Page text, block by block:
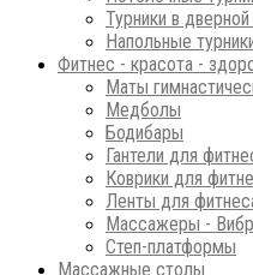
Турники в
Напольные
Фитнес - красота -
Маты
Медболы
Бодибары
Гантели для
Коврики для
Ленты для
Массажеры -
Степ-платформы
Массажные столы